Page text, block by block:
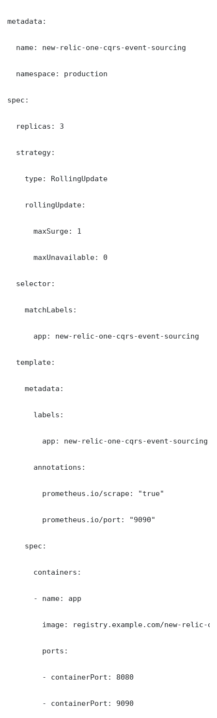
metadata:
  name: new-relic-one-cqrs-event-sourcing
  namespace: production
spec:
  replicas: 3
  strategy:
    type: RollingUpdate
    rollingUpdate:
      maxSurge: 1
      maxUnavailable: 0
  selector:
    matchLabels:
      app: new-relic-one-cqrs-event-sourcing
  template:
    metadata:
      labels:
        app: new-relic-one-cqrs-event-sourcing
      annotations:
        prometheus.io/scrape: "true"
        prometheus.io/port: "9090"
    spec:
      containers:
      - name: app
image: registry.example.com/new-relic-
        ports:
        - containerPort: 8080
        - containerPort: 9090